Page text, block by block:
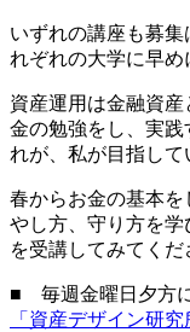
いずれの講座も募
れぞれの大学に早め
資産運用は金融資
金の勉強をし、実践
れが、私が目指して
春からお金の基本
やし方、守り方を
を受講してみてくだ
■ 毎週金曜日夕方
「資産デザイン研究